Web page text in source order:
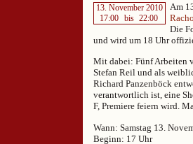
13. November 2010
17:00 bis 22:00
Am
Die
und wird um 18 Uhr
Mit dabei: Fünf Arbeiten
Stefan Reil und als
Richard Panzenböck
verantwortlich ist, eine
F, Premiere feiern wird.
Wann: Samstag 13.
Beginn: 17 Uhr